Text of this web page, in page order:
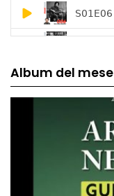
Album del mese